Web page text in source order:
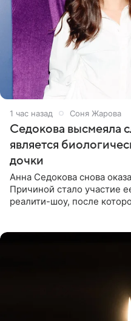
1 час назад Соня Жарова
Седокова высмеяла
является
дочки
Анна Седокова снова
Причиной стало участие
реалити-шоу, после